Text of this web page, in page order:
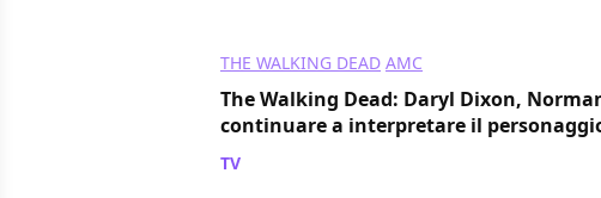
THE WALKING DEAD AMC
The Walking Dead: Daryl Dixon, Norman
continuare a interpretare il
TV